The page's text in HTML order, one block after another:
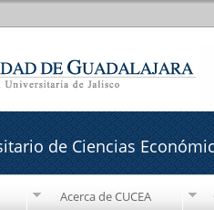
de Ciencias
Acerca de CUCEA